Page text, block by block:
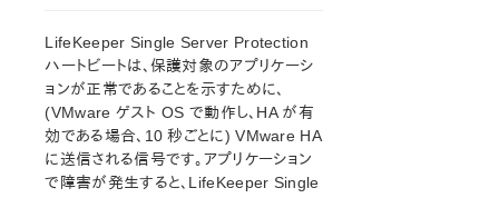
廃止された機能
LifeKeeperコンポーネント
システム要件
ストレージとアダプタのオプション
オープンソースパッケージ
既知の問題
LifeKeeper Single Server Protection
ハートビートは、保護対象のアプリケーシ
ョンが正常であることを示すために、
(VMware ゲスト OS で動作し、HA が有
効である場合、10 秒ごとに) VMware HA
に送信される信号です。アプリケーション
で障害が発生すると、LifeKeeper Single